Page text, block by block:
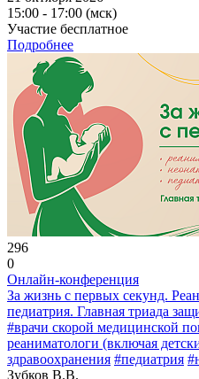
15:00 - 17:00 (мск)
Участие бесплатное
Подробнее
296
0
Онлайн-конференция
За жизнь с первых секунд.
педиатрия. Главная триада
#врачи скорой медицинской
реаниматологи (включая
здравоохранения #педиатрия
Зубков В.В.